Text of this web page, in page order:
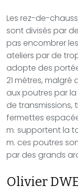
Les rez-de-
sont divisés par
pas encombrer les
ateliers par de
adopte des
21 mètres,
aux poutres par
de transmissions,
fermettes
m. supportent la
m. ces poutres
par des grands
Olivier